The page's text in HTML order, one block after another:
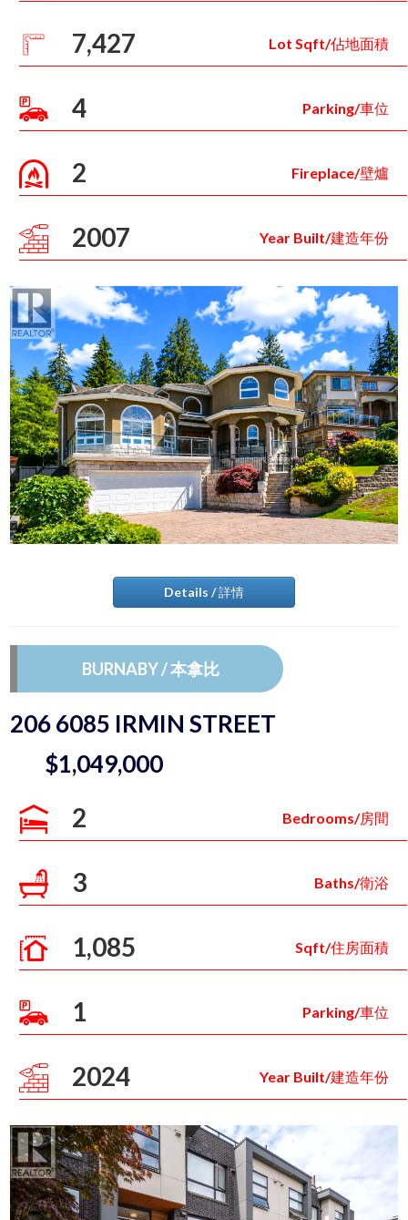
7,427 Lot Sqft/佔地面積
4 Parking/車位
2 Fireplace/壁爐
2007 Year Built/建造年份
Details / 詳情
BURNABY / 本拿比
206 6085 IRMIN STREET
$1,049,000
2 Bedrooms/房間
3 Baths/衛浴
1,085 Sqft/住房面積
1 Parking/車位
2024 Year Built/建造年份